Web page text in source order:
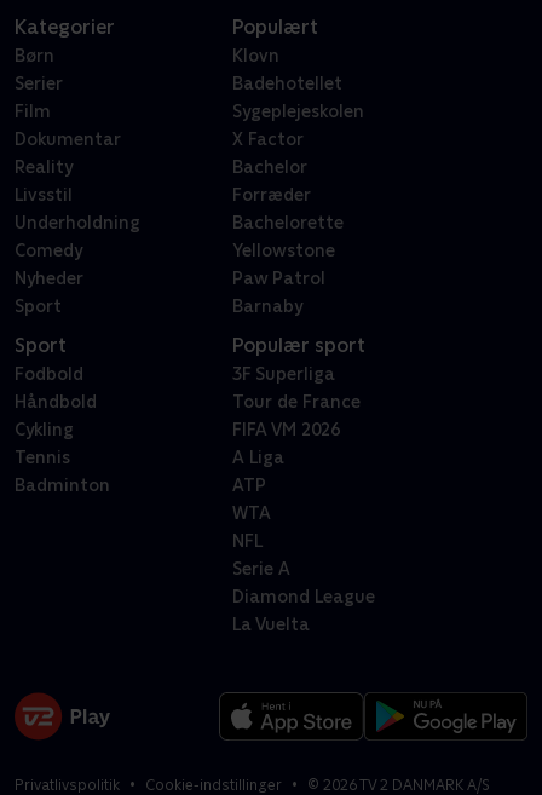
Kategorier
Børn
Serier
Film
Dokumentar
Reality
Livsstil
Underholdning
Comedy
Nyheder
Sport
Populært
Klovn
Badehotellet
Sygeplejeskolen
X Factor
Bachelor
Forræder
Bachelorette
Yellowstone
Paw Patrol
Barnaby
Sport
Fodbold
Håndbold
Cykling
Tennis
Badminton
Populær sport
3F Superliga
Tour de France
FIFA VM 2026
A Liga
ATP
WTA
NFL
Serie A
Diamond League
La Vuelta
Privatlivspolitik Cookie-indstillinger © 2026TV 2 DANMARK A/S